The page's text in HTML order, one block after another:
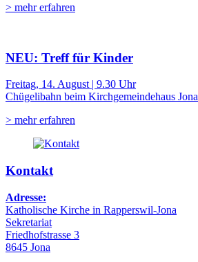
> mehr erfahren
NEU: Treff für Kinder
Freitag, 14. August | 9.30 Uhr
Chügelibahn beim Kirchgemeindehaus Jona
> mehr erfahren
Kontakt
Adresse:
Katholische Kirche in Rapperswil-Jona
Sekretariat
Friedhofstrasse 3
8645 Jona